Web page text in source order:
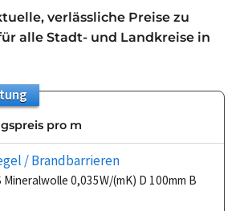
verlässliche Preise zu
alle Stadt- und Landkreise in
pro m
/ Brandbarrieren
Mineralwolle 0,035W/(mK) D 100mm B